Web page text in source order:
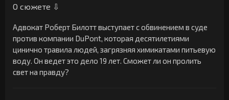
О сюжете ⇩
Адвокат Роберт Билотт выступает с обвинением в суде
против компании DuPont, которая десятилетиями
цинично травила людей, загрязняя химикатами питьевую
воду. Он ведет это дело 19 лет. Сможет ли он пролить
свет на правду?